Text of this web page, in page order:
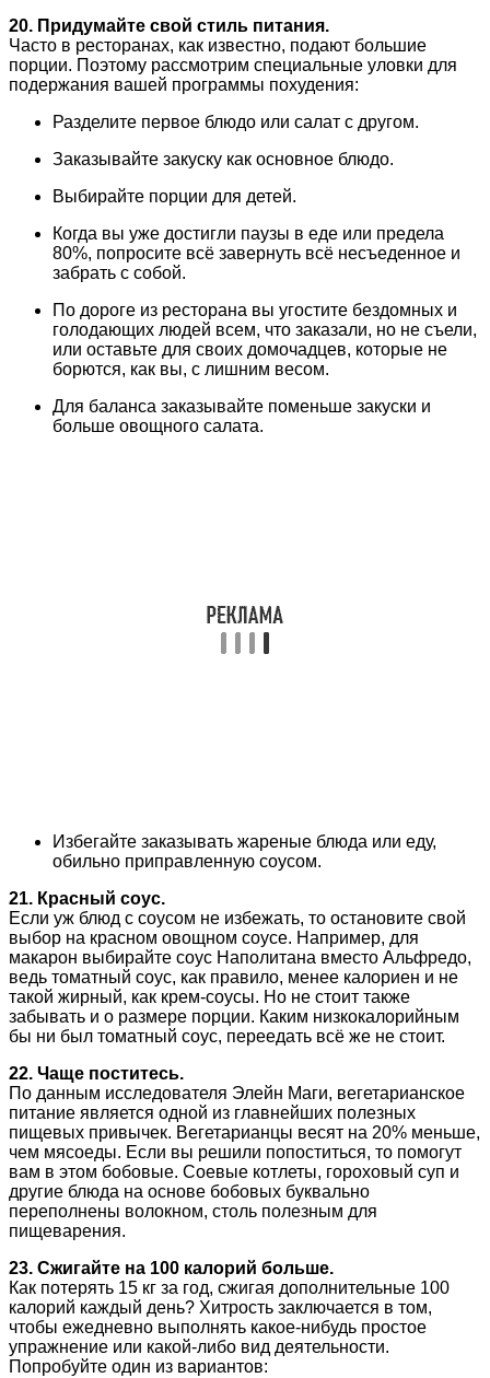
20. Придумайте свой стиль питания.
Часто в ресторанах, как известно, подают большие
порции. Поэтому рассмотрим специальные уловки для
подержания вашей программы похудения:
Разделите первое блюдо или салат с другом.
Заказывайте закуску как основное блюдо.
Выбирайте порции для детей.
Когда вы уже достигли паузы в еде или предела
80%, попросите всё завернуть всё несъеденное и
забрать с собой.
По дороге из ресторана вы угостите бездомных и
голодающих людей всем, что заказали, но не съели,
или оставьте для своих домочадцев, которые не
борются, как вы, с лишним весом.
Для баланса заказывайте поменьше закуски и
больше овощного салата.
Избегайте заказывать жареные блюда или еду,
обильно приправленную соусом.
21. Красный соус.
Если уж блюд с соусом не избежать, то остановите свой
выбор на красном овощном соусе. Например, для
макарон выбирайте соус Наполитана вместо Альфредо,
ведь томатный соус, как правило, менее калориен и не
такой жирный, как крем-соусы. Но не стоит также
забывать и о размере порции. Каким низкокалорийным
бы ни был томатный соус, переедать всё же не стоит.
22. Чаще поститесь.
По данным исследователя Элейн Маги, вегетарианское
питание является одной из главнейших полезных
пищевых привычек. Вегетарианцы весят на 20% меньше,
чем мясоеды. Если вы решили попоститься, то помогут
вам в этом бобовые. Соевые котлеты, гороховый суп и
другие блюда на основе бобовых буквально
переполнены волокном, столь полезным для
пищеварения.
23. Сжигайте на 100 калорий больше.
Как потерять 15 кг за год, сжигая дополнительные 100
калорий каждый день? Хитрость заключается в том,
чтобы ежедневно выполнять какое-нибудь простое
упражнение или какой-либо вид деятельности.
Попробуйте один из вариантов: